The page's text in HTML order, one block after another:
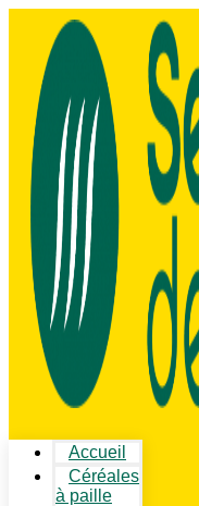
Accueil
Céréales
à paille